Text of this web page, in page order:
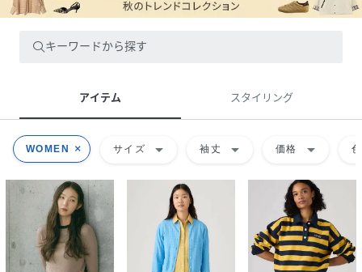
キーワードから探す
アイテム スタイリング
WOMEN サイズ arrow_drop_down 袖丈 arrow_drop_down 価格 arrow_drop_down 色